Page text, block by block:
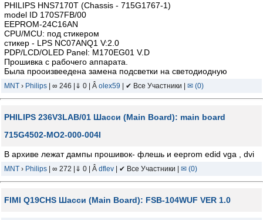
PHILIPS HNS7170T (Chassis - 715G1767-1)
model ID 170S7FB/00
EEPROM-24C16AN
CPU/MCU: под стикером
стикер - LPS NC07ANQ1 V:2.0
PDP/LCD/OLED Panel: M170EG01 V.D
Прошивка с рабочего аппарата.
Была прооизвеедена замена подсветки на светодиодную
MNT › Philips | ∞ 246 |⇓ 0 | Â olex59 | ✔ Все Участники | ✉ (0)
PHILIPS 236V3LAB/01 Шасси (Main Board): main board
715G4502-MO2-000-004I
В архиве лежат дампы прошивок- флешь и eeprom edid vga , dvi
MNT › Philips | ∞ 272 |⇓ 0 | Â dflev | ✔ Все Участники | ✉ (0)
FIMI Q19CHS Шасси (Main Board): FSB-104WUF VER 1.0